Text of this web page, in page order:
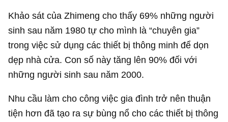
Khảo sát của Zhimeng cho thấy 69% những người
sinh sau năm 1980 tự cho mình là “chuyên gia”
trong việc sử dụng các thiết bị thông minh để dọn
dẹp nhà cửa. Con số này tăng lên 90% đối với
những người sinh sau năm 2000.
Nhu cầu làm cho công việc gia đình trở nên thuận
tiện hơn đã tạo ra sự bùng nổ cho các thiết bị thông